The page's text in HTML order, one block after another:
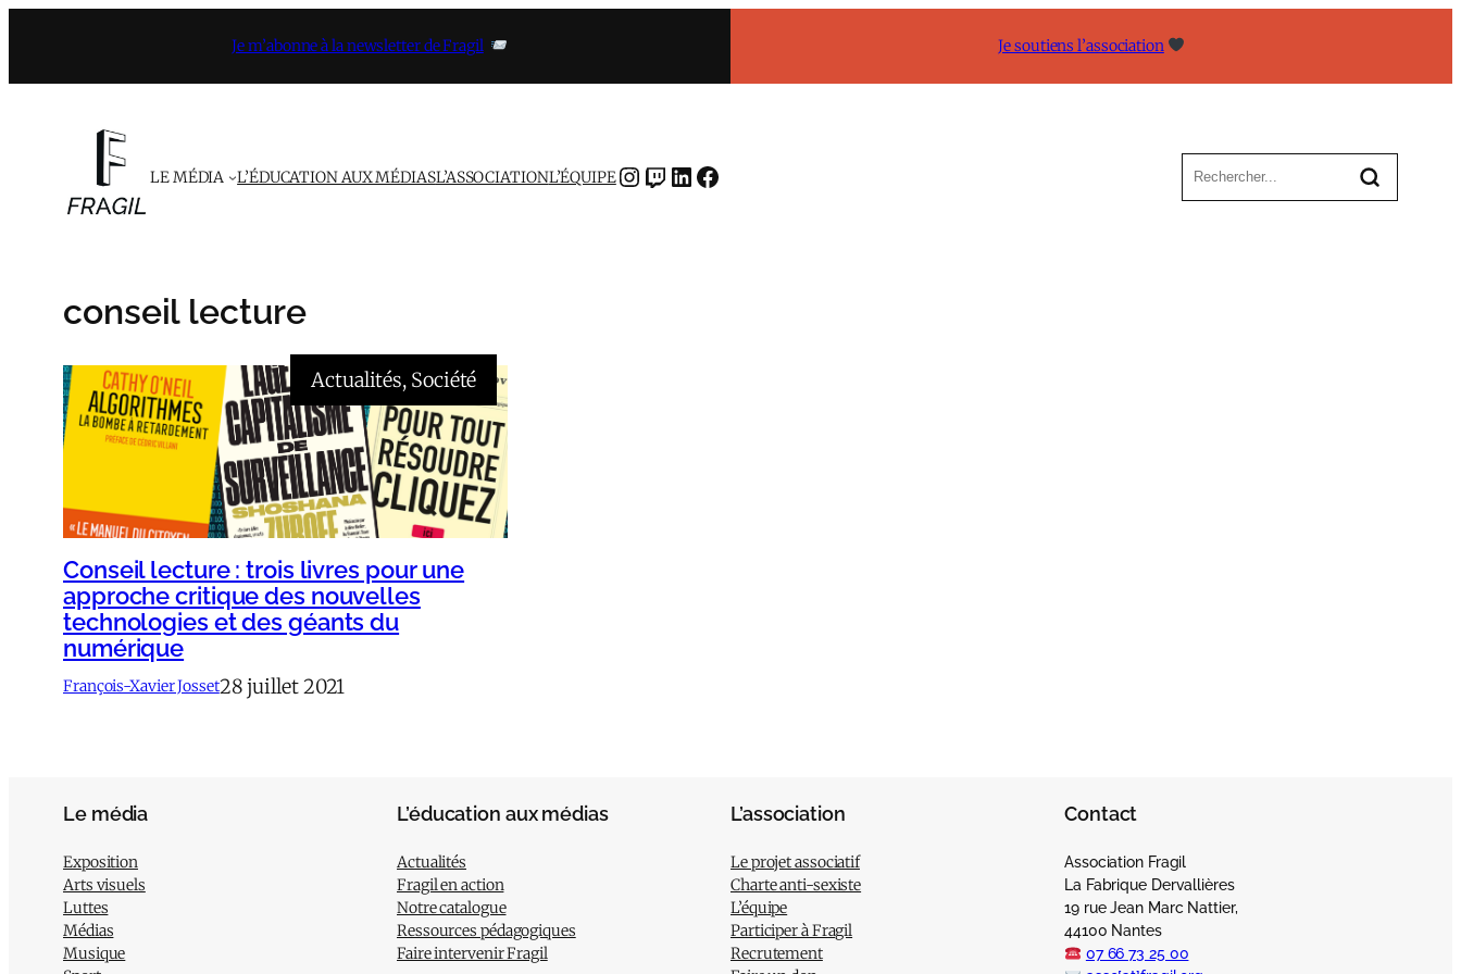
contenu
Je m’abonne à la newsletter de Fragil Je soutiens l’association
LE MÉDIA L’ÉDUCATION AUX MÉDIASL’ASSOCIATIONL’ÉQUIPEINSTAGRAMTWITCH LINKEDIN FACEBOOK
conseil lecture
Actualités, Société
Conseil lecture : trois livres pour une
approche critique des nouvelles
technologies et des géants du
numérique
François-Xavier Josset28 juillet 2021
Le média
Exposition
Arts visuels
Luttes
Médias
Musique
L’éducation aux médias
Actualités
Fragil en action
Notre catalogue
Ressources pédagogiques
Faire intervenir Fragil
L’association
Le projet associatif
Charte anti-sexiste
L’équipe
Participer à Fragil
Recrutement
Contact
Association Fragil
La Fabrique Dervallières
19 rue Jean Marc Nattier,
44100 Nantes
07 66 73 25 00